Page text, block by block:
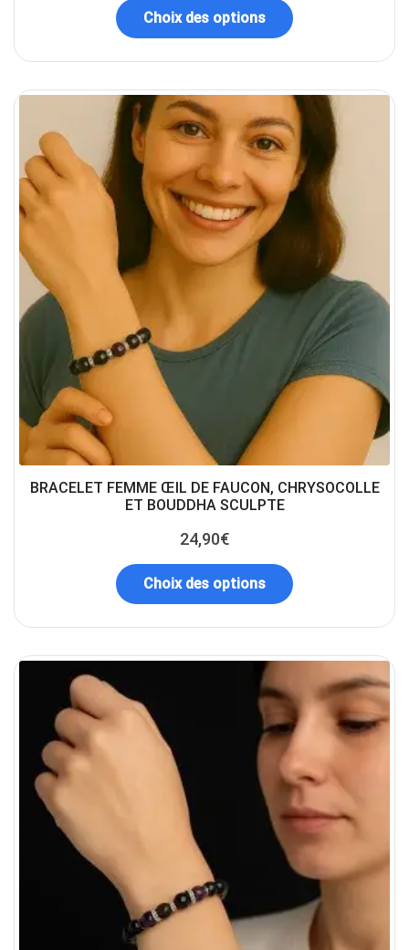
Choix des options
BRACELET FEMME ŒIL DE FAUCON, CHRYSOCOLLE
ET BOUDDHA SCULPTE
24,90€
Choix des options